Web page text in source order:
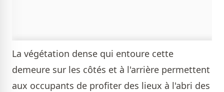
La végétation dense qui entoure cette
demeure sur les côtés et à l'arrière permettent
aux occupants de profiter des lieux à l'abri des